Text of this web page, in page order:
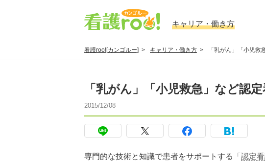
キャリア・働き方
看護roo![カンゴルー] キャリア・働き方 「乳がん」「小児
「乳がん」「小児救急」など認
2015/12/08
専門的な技術と知識で患者をサポートする「 認定